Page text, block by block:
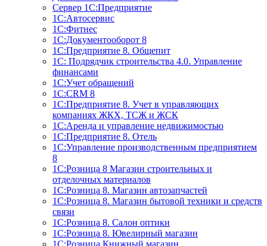
Сервер 1С:Предприятие
1С:Автосервис
1С:Фитнес
1С:Документооборот 8
1С:Предприятие 8. Общепит
1С: Подрядчик строительства 4.0. Управление
финансами
1С:Учет обращений
1C:CRM 8
1С:Предприятие 8. Учет в управляющих
компаниях ЖКХ, ТСЖ и ЖСК
1С:Аренда и управление недвижимостью
1С:Предприятие 8. Отель
1C:Управление производственным предприятием
8
1С:Розница 8 Магазин строительных и
отделочных материалов
1С:Розница 8. Магазин автозапчастей
1С:Розница 8. Магазин бытовой техники и средств
связи
1С:Розница 8. Салон оптики
1С:Розница 8. Ювелирный магазин
1С:Розница Книжный магазин